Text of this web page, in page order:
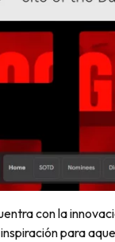
con la
para